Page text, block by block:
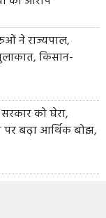
ने राज्यपाल,
किसान-
को घेरा,
बढ़ा आर्थिक बोझ,